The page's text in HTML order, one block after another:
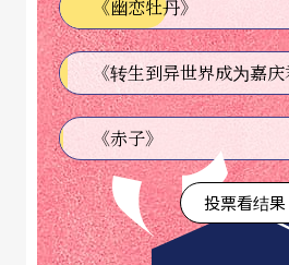
一开始就运用倒数计时器预
娘为轴，引发各种事件。在
冠霞披中国古装新娘与仅穿
的方形平台的主区位交替。
四位男舞者在吉他配乐中展
深沈的新娘来回慢步走过。
《幽恋牡丹》
《赤子》
投票看结果